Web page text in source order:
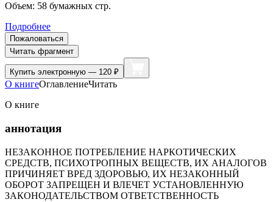
Объем: 58 бумажных стр.
Подробнее
Пожаловаться
Читать фрагмент
Купить электронную — 120 ₽
О книгеОглавлениеЧитать
О книге
аннотация
НЕЗАКОННОЕ ПОТРЕБЛЕНИЕ НАРКОТИЧЕСКИХ
СРЕДСТВ, ПСИХОТРОПНЫХ ВЕЩЕСТВ, ИХ АНАЛОГОВ
ПРИЧИНЯЕТ ВРЕД ЗДОРОВЬЮ, ИХ НЕЗАКОННЫЙ
ОБОРОТ ЗАПРЕЩЕН И ВЛЕЧЕТ УСТАНОВЛЕННУЮ
ЗАКОНОДАТЕЛЬСТВОМ ОТВЕТСТВЕННОСТЬ